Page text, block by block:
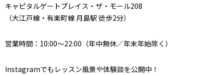
キャピタルゲートプレイス・ザ・モール208
（大江戸線・有楽町線 月島駅 徒歩2分）
営業時間：10:00～22:00（年中無休／年末年始除く）
Instagramでもレッスン風景や体験談を公開中！